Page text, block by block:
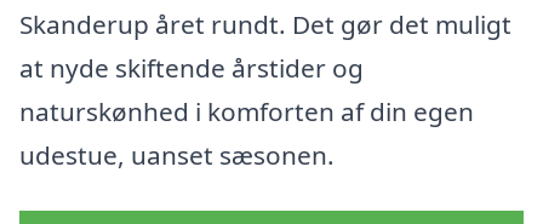
Skanderup året rundt. Det gør det muligt
at nyde skiftende årstider og
naturskønhed i komforten af din egen
udestue, uanset sæsonen.